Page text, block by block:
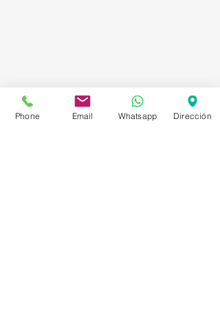
Phone Email Whatsapp Dirección